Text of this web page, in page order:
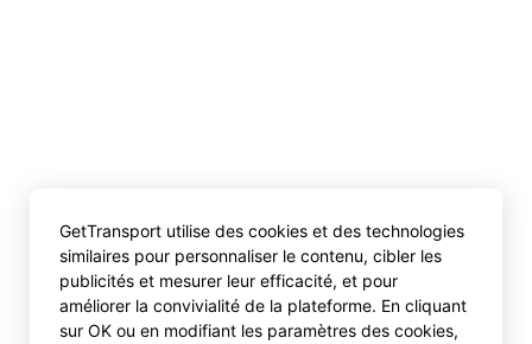
GetTransport utilise des cookies et des technologies
similaires pour personnaliser le contenu, cibler les
publicités et mesurer leur efficacité, et pour
améliorer la convivialité de la plateforme. En cliquant
sur OK ou en modifiant les paramètres des cookies,